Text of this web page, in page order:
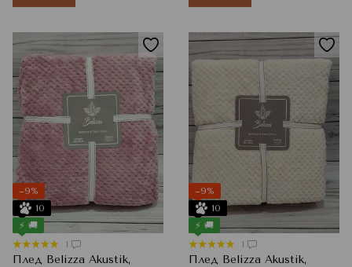
−9%
10
⚡ 🚚
1
Плед Belizza Akustik,
−9%
10
⚡ 🚚
1
Плед Belizza Akustik,